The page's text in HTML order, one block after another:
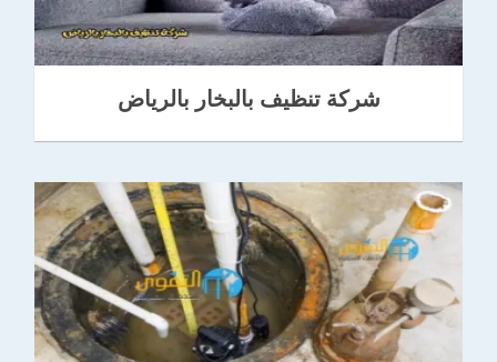
شركة تنظيف بالبخار بالرياض